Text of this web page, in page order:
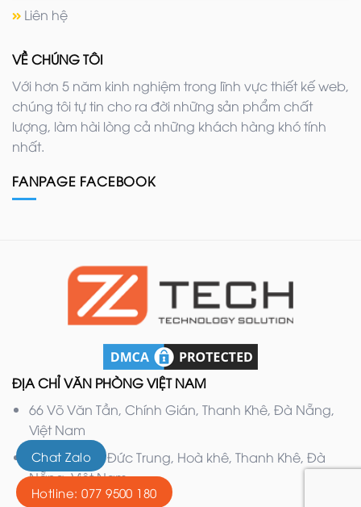
Liên hệ
VỀ CHÚNG TÔI
Với hơn 5 năm kinh nghiệm trong lĩnh vực thiết kế web,
chúng tôi tự tin cho ra đời những sản phẩm chất
lượng, làm hài lòng cả những khách hàng khó tính
nhất.
FANPAGE FACEBOOK
ĐỊA CHỈ VĂN PHÒNG VIỆT NAM
66 Võ Văn Tần, Chính Gián, Thanh Khê, Đà Nẵng,
Việt Nam
132 Nguyễn Đức Trung, Hoà khê, Thanh Khê, Đà
Nẵng, Việt Nam
Chat Zalo
Hotline: 077 9500 180